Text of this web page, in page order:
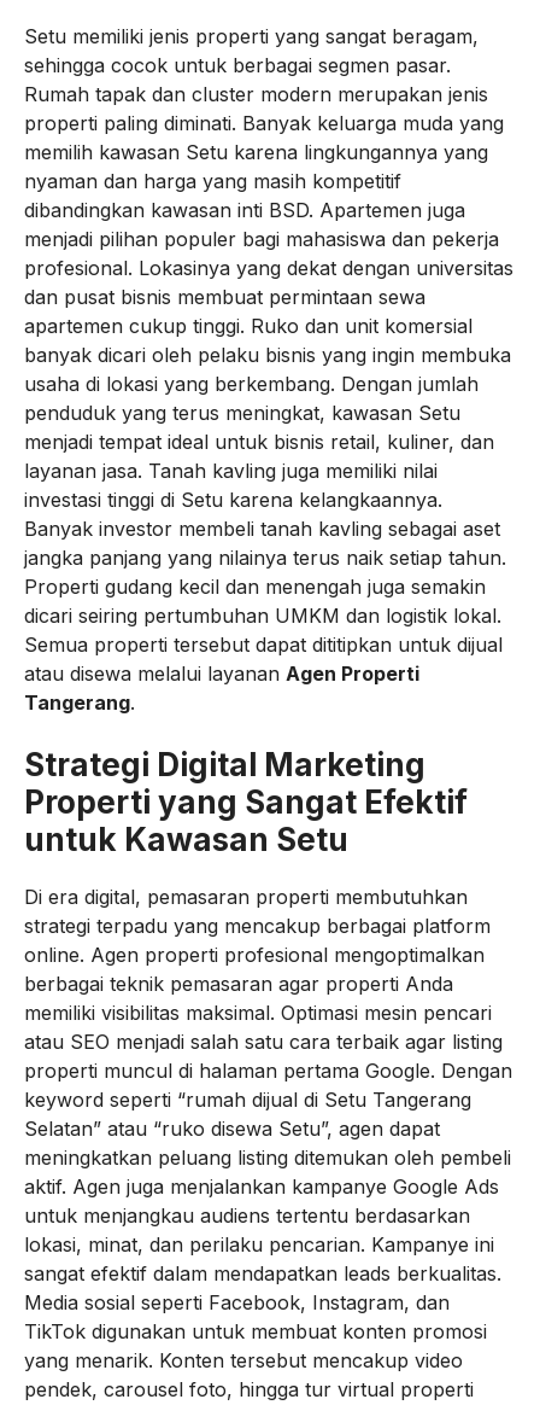
Setu memiliki jenis properti yang sangat beragam,
sehingga cocok untuk berbagai segmen pasar.
Rumah tapak dan cluster modern merupakan jenis
properti paling diminati. Banyak keluarga muda yang
memilih kawasan Setu karena lingkungannya yang
nyaman dan harga yang masih kompetitif
dibandingkan kawasan inti BSD. Apartemen juga
menjadi pilihan populer bagi mahasiswa dan pekerja
profesional. Lokasinya yang dekat dengan universitas
dan pusat bisnis membuat permintaan sewa
apartemen cukup tinggi. Ruko dan unit komersial
banyak dicari oleh pelaku bisnis yang ingin membuka
usaha di lokasi yang berkembang. Dengan jumlah
penduduk yang terus meningkat, kawasan Setu
menjadi tempat ideal untuk bisnis retail, kuliner, dan
layanan jasa. Tanah kavling juga memiliki nilai
investasi tinggi di Setu karena kelangkaannya.
Banyak investor membeli tanah kavling sebagai aset
jangka panjang yang nilainya terus naik setiap tahun.
Properti gudang kecil dan menengah juga semakin
dicari seiring pertumbuhan UMKM dan logistik lokal.
Semua properti tersebut dapat dititipkan untuk dijual
atau disewa melalui layanan Agen Properti
Tangerang.
Strategi Digital Marketing
Properti yang Sangat Efektif
untuk Kawasan Setu
Di era digital, pemasaran properti membutuhkan
strategi terpadu yang mencakup berbagai platform
online. Agen properti profesional mengoptimalkan
berbagai teknik pemasaran agar properti Anda
memiliki visibilitas maksimal. Optimasi mesin pencari
atau SEO menjadi salah satu cara terbaik agar listing
properti muncul di halaman pertama Google. Dengan
keyword seperti “rumah dijual di Setu Tangerang
Selatan” atau “ruko disewa Setu”, agen dapat
meningkatkan peluang listing ditemukan oleh pembeli
aktif. Agen juga menjalankan kampanye Google Ads
untuk menjangkau audiens tertentu berdasarkan
lokasi, minat, dan perilaku pencarian. Kampanye ini
sangat efektif dalam mendapatkan leads berkualitas.
Media sosial seperti Facebook, Instagram, dan
TikTok digunakan untuk membuat konten promosi
yang menarik. Konten tersebut mencakup video
pendek, carousel foto, hingga tur virtual properti